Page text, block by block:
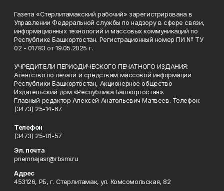
Газета «Стерлитамакский рабочий» зарегистрирована в
Управлении Федеральной службы по надзору в сфере связи,
информационных технологий и массовых коммуникаций по
Республике Башкортостан. Регистрационный номер ПИ № ТУ
02 - 01783 от 19.05.2025 г.
УЧРЕДИТЕЛИ ПЕРИОДИЧЕСКОГО ПЕЧАТНОГО ИЗДАНИЯ:
Агентство по печати и средствам массовой информации
Республики Башкортостан, Акционерное общество
Издательский дом «Республика Башкортостан».
Главный редактор Алексей Анатольевич Матвеев. Телефон:
(3473) 25-14-67.
Телефон
(3473) 25-01-57
Эл. почта
priemnajasr@rbsmi.ru
Адрес
453126, РБ, г. Стерлитамак, ул. Комсомольская, 82